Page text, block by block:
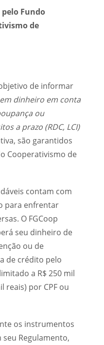
Fundo
de
de informar
dinheiro em conta
ou
a prazo (RDC, LCI)
são garantidos
Cooperativismo de
contam com
para enfrentar
O FGCoop
seu dinheiro de
ou de
de crédito pelo
a R$ 250 mil
reais) por CPF ou
os instrumentos
Regulamento,